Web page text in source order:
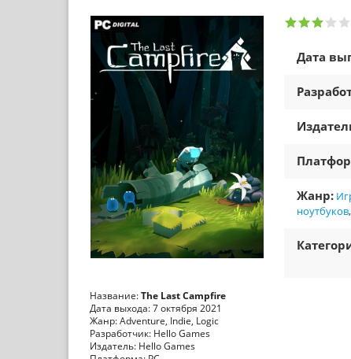
Дата
Жанр:
ноутбуков,
Название:The Last Campfire
Дата выхода: 7 октября 2021
Жанр: Adventure, Indie, Logic
Разработчик: Hello Games
Издатель: Hello Games